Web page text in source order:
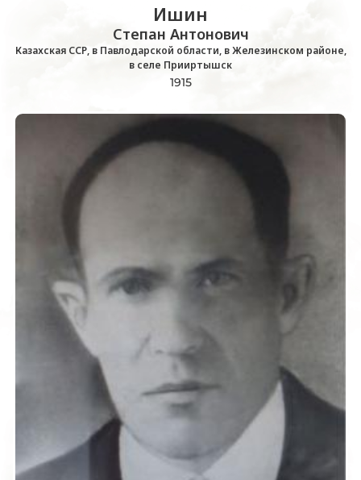
Ишин
Степан Антонович
Казахская ССР, в Павлодарской области, в Железинском районе,
в селе Прииртышск
1915